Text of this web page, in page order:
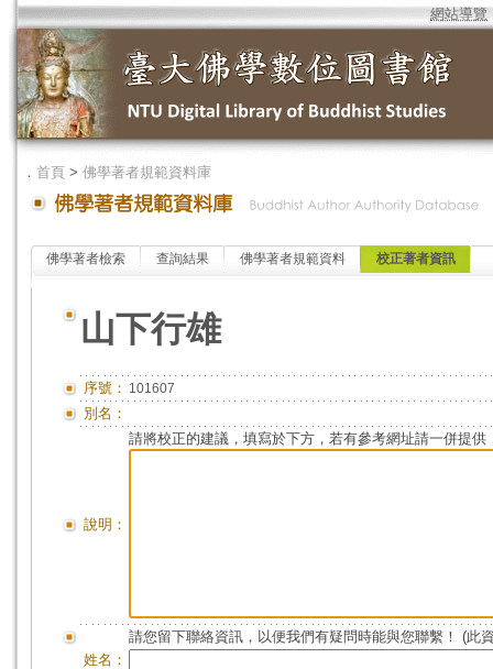
網站導覽
． 首頁 > 佛學著者規範資料庫
佛學著者檢索 查詢結果 佛學著者規範資料 校正著者資訊
山下行雄
序號： 101607
別名：
說明：
請將校正的建議，填寫於下方，若有參考網址請一併提供
請您留下聯絡資訊，以便我們有疑問時能與您聯繫！ (此
姓名：